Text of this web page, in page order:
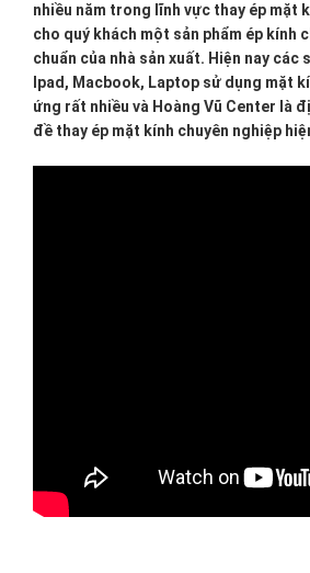
nhiều năm trong lĩnh vực thay ép mặt
cho quý khách một sản phẩm ép kính
chuẩn của nhà sản xuất. Hiện nay các
Ipad, Macbook, Laptop sử dụng mặt
ứng rất nhiều và Hoàng Vũ Center là
đề thay ép mặt kính chuyên nghiệp